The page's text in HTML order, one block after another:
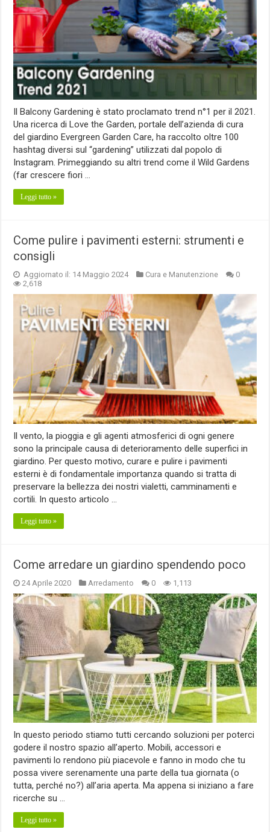
Il Balcony Gardening è stato proclamato trend n°1 per il 2021.
Una ricerca di Love the Garden, portale dell’azienda di cura
del giardino Evergreen Garden Care, ha raccolto oltre 100
hashtag diversi sul “gardening” utilizzati dal popolo di
Instagram. Primeggiando su altri trend come il Wild Gardens
(far crescere fiori …
Leggi tutto »
Come pulire i pavimenti esterni: strumenti e
consigli
Aggiornato il: 14 Maggio 2024 Cura e Manutenzione
0
2,618
Il vento, la pioggia e gli agenti atmosferici di ogni genere
sono la principale causa di deterioramento delle superfici in
giardino. Per questo motivo, curare e pulire i pavimenti
esterni è di fondamentale importanza quando si tratta di
preservare la bellezza dei nostri vialetti, camminamenti e
cortili. In questo articolo …
Leggi tutto »
Come arredare un giardino spendendo poco
24 Aprile 2020 Arredamento 0 1,113
In questo periodo stiamo tutti cercando soluzioni per poterci
godere il nostro spazio all’aperto. Mobili, accessori e
pavimenti lo rendono più piacevole e fanno in modo che tu
possa vivere serenamente una parte della tua giornata (o
tutta, perché no?) all’aria aperta. Ma appena si iniziano a fare
ricerche su …
Leggi tutto »